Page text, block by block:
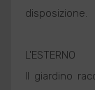
disposizione.
L'ESTERNO
Il giardino